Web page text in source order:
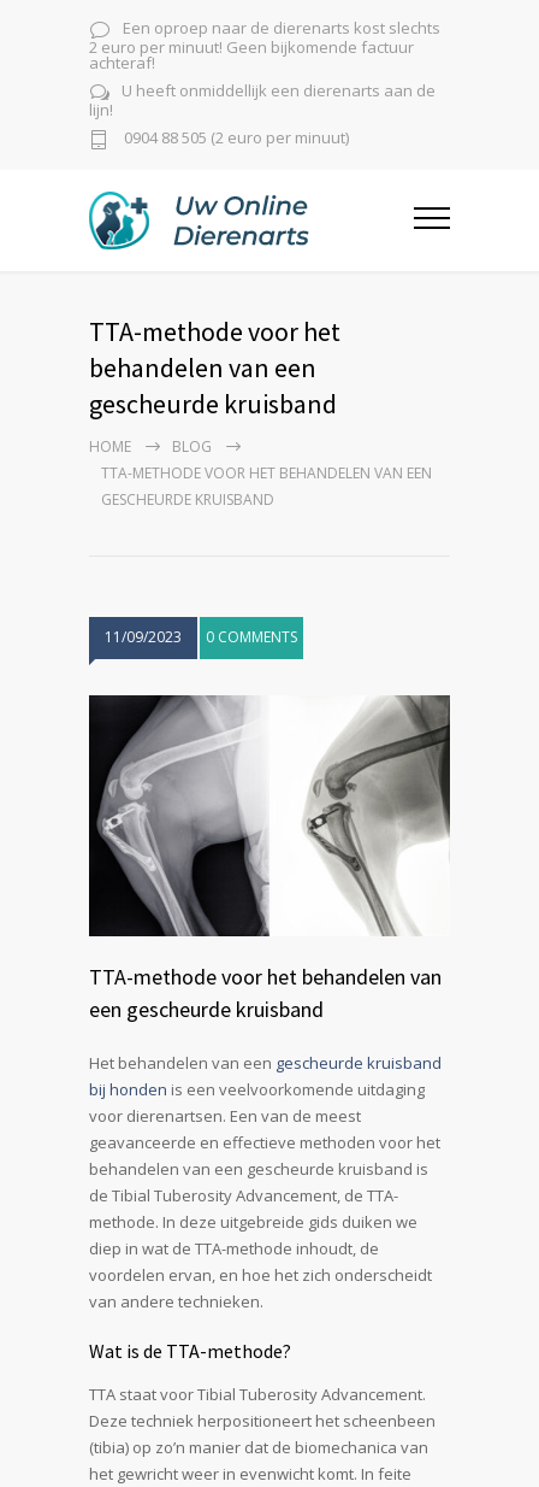
Een oproep naar de dierenarts kost slechts
2 euro per minuut! Geen bijkomende factuur
achteraf!
U heeft onmiddellijk een dierenarts aan de
lijn!
0904 88 505 (2 euro per minuut)
TTA-methode voor het
behandelen van een
gescheurde kruisband
HOME
BLOG
TTA-METHODE VOOR HET BEHANDELEN VAN EEN
GESCHEURDE KRUISBAND
11/09/2023 0 COMMENTS
TTA-methode voor het behandelen van
een gescheurde kruisband
Het behandelen van een gescheurde kruisband
bij honden is een veelvoorkomende uitdaging
voor dierenartsen. Een van de meest
geavanceerde en effectieve methoden voor het
behandelen van een gescheurde kruisband is
de Tibial Tuberosity Advancement, de TTA-
methode. In deze uitgebreide gids duiken we
diep in wat de TTA-methode inhoudt, de
voordelen ervan, en hoe het zich onderscheidt
van andere technieken.
Wat is de TTA-methode?
TTA staat voor Tibial Tuberosity Advancement.
Deze techniek herpositioneert het scheenbeen
(tibia) op zo’n manier dat de biomechanica van
het gewricht weer in evenwicht komt. In feite